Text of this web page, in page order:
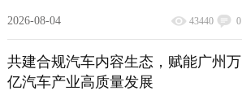
2026-08-04 43440 0
共建合规汽车内容生态，赋能广州万
亿汽车产业高质量发展